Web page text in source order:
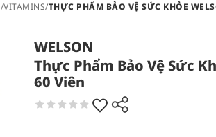
/VITAMINS/THỰC PHẨM BẢO VỆ SỨC KHỎE
WELSON
Thực Phẩm Bảo Vệ Sức
60 Viên